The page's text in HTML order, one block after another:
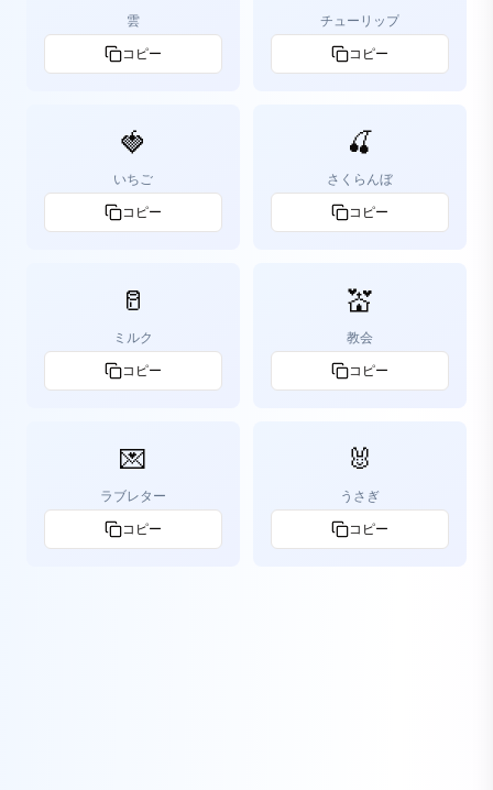
雲
コピー
チューリップ
コピー
🍓
いちご
コピー
🍒
さくらんぼ
コピー
🥛
ミルク
コピー
💒
教会
コピー
💌
ラブレター
コピー
🐰
うさぎ
コピー